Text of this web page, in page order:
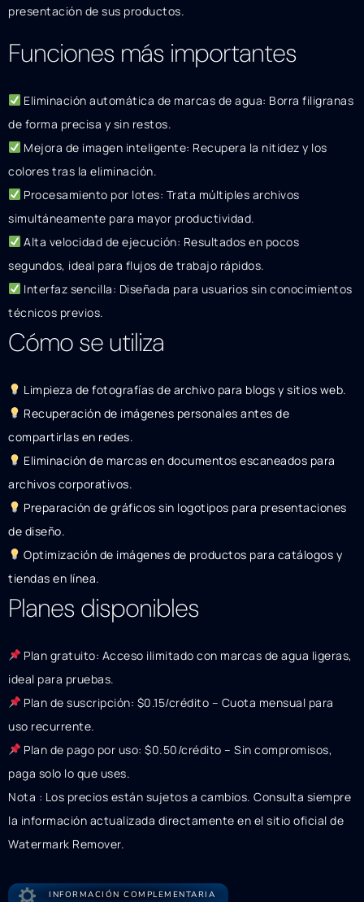
presentación de sus productos.
Funciones más importantes
Eliminación automática de marcas de agua: Borra filigranas
de forma precisa y sin restos.
Mejora de imagen inteligente: Recupera la nitidez y los
colores tras la eliminación.
Procesamiento por lotes: Trata múltiples archivos
simultáneamente para mayor productividad.
Alta velocidad de ejecución: Resultados en pocos
segundos, ideal para flujos de trabajo rápidos.
Interfaz sencilla: Diseñada para usuarios sin conocimientos
técnicos previos.
Cómo se utiliza
Limpieza de fotografías de archivo para blogs y sitios web.
Recuperación de imágenes personales antes de
compartirlas en redes.
Eliminación de marcas en documentos escaneados para
archivos corporativos.
Preparación de gráficos sin logotipos para presentaciones
de diseño.
Optimización de imágenes de productos para catálogos y
tiendas en línea.
Planes disponibles
Plan gratuito: Acceso ilimitado con marcas de agua ligeras,
ideal para pruebas.
Plan de suscripción: $0.15/crédito – Cuota mensual para
uso recurrente.
Plan de pago por uso: $0.50/crédito – Sin compromisos,
paga solo lo que uses.
Nota : Los precios están sujetos a cambios. Consulta siempre
la información actualizada directamente en el sitio oficial de
Watermark Remover.
INFORMACIÓN COMPLEMENTARIA